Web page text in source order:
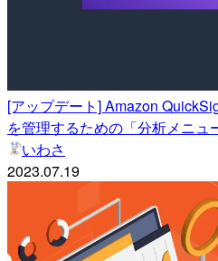
[アップデート] Amazon
を管理するための「分析メニュ
いわさ
2023.07.19